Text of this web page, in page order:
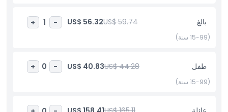
الاستثناءات
ساعات العمل
ما يجب معرفته
بالغ US$ 59.74
US$ 56.32
-
1
+
(15-99 سنة)
طفل US$ 44.28
US$ 40.83
-
0
+
(15-99 سنة)